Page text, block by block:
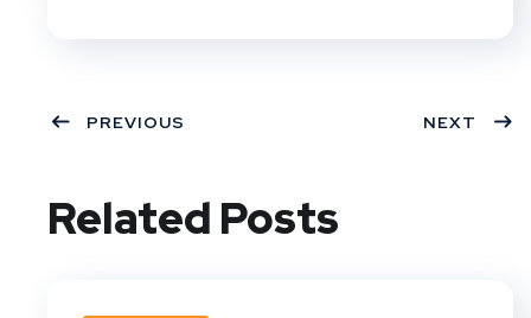
PREVIOUS NEXT
Related Posts